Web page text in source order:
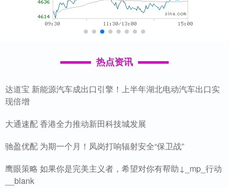
热点资讯
达道宝 新能源汽车成出口引擎！上半年湖北电动汽车出口实
现倍增
大通速配 香港全力推动新田科技城发展
驰盈优配 为期一个月！凤岗打响辐射安全“保卫战”
鹰眼策略 如果你是完美主义者，希望对你有帮助↓_mp_行动
__blank